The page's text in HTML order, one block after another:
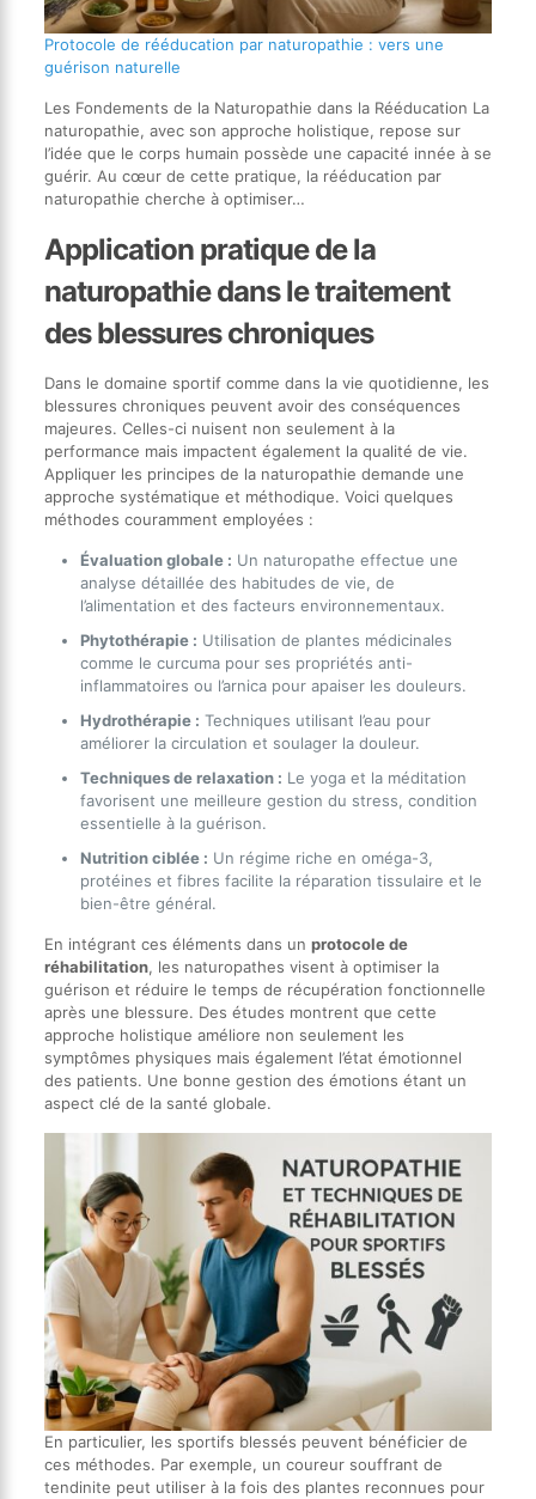
Protocole de rééducation par naturopathie : vers une
guérison naturelle
Les Fondements de la Naturopathie dans la Rééducation La
naturopathie, avec son approche holistique, repose sur
l’idée que le corps humain possède une capacité innée à se
guérir. Au cœur de cette pratique, la rééducation par
naturopathie cherche à optimiser…
Application pratique de la
naturopathie dans le traitement
des blessures chroniques
Dans le domaine sportif comme dans la vie quotidienne, les
blessures chroniques peuvent avoir des conséquences
majeures. Celles-ci nuisent non seulement à la
performance mais impactent également la qualité de vie.
Appliquer les principes de la naturopathie demande une
approche systématique et méthodique. Voici quelques
méthodes couramment employées :
Évaluation globale : Un naturopathe effectue une
analyse détaillée des habitudes de vie, de
l’alimentation et des facteurs environnementaux.
Phytothérapie : Utilisation de plantes médicinales
comme le curcuma pour ses propriétés anti-
inflammatoires ou l’arnica pour apaiser les douleurs.
Hydrothérapie : Techniques utilisant l’eau pour
améliorer la circulation et soulager la douleur.
Techniques de relaxation : Le yoga et la méditation
favorisent une meilleure gestion du stress, condition
essentielle à la guérison.
Nutrition ciblée : Un régime riche en oméga-3,
protéines et fibres facilite la réparation tissulaire et le
bien-être général.
En intégrant ces éléments dans un protocole de
réhabilitation, les naturopathes visent à optimiser la
guérison et réduire le temps de récupération fonctionnelle
après une blessure. Des études montrent que cette
approche holistique améliore non seulement les
symptômes physiques mais également l’état émotionnel
des patients. Une bonne gestion des émotions étant un
aspect clé de la santé globale.
En particulier, les sportifs blessés peuvent bénéficier de
ces méthodes. Par exemple, un coureur souffrant de
tendinite peut utiliser à la fois des plantes reconnues pour